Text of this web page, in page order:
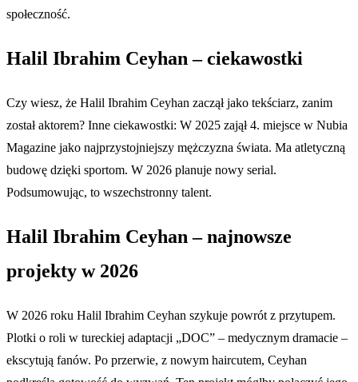
społeczność.
Halil Ibrahim Ceyhan – ciekawostki
Czy wiesz, że Halil Ibrahim Ceyhan zaczął jako tekściarz, zanim
został aktorem? Inne ciekawostki: W 2025 zajął 4. miejsce w Nubia
Magazine jako najprzystojniejszy mężczyzna świata. Ma atletyczną
budowę dzięki sportom. W 2026 planuje nowy serial.
Podsumowując, to wszechstronny talent.
Halil Ibrahim Ceyhan – najnowsze
projekty w 2026
W 2026 roku Halil Ibrahim Ceyhan szykuje powrót z przytupem.
Plotki o roli w tureckiej adaptacji „DOC” – medycznym dramacie –
ekscytują fanów. Po przerwie, z nowym haircutem, Ceyhan